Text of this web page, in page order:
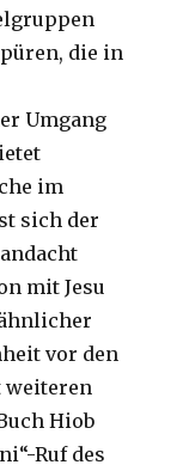
die in
Umgang
im
sich der
mit Jesu
vor den
weiteren
Hiob
Ruf des